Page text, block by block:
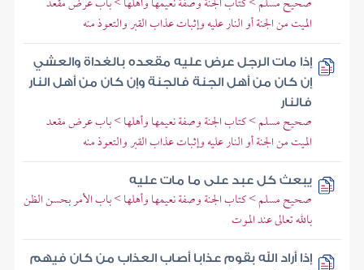
الميت من الجنة أو النار عليه وإثبات عذاب القبر والتعوذ منه
إذا مات الرجل عرض عليه مقعده بالغداة والعشي
إن كان من أهل الجنة فالجنة وإن كان من أهل النار
فالنار
صحيح مسلم > كتاب الجنة وصفة نعيمها وأهلها > باب عرض مقعد
الميت من الجنة أو النار عليه وإثبات عذاب القبر والتعوذ منه
يبعث كل عبد على ما مات عليه
صحيح مسلم > كتاب الجنة وصفة نعيمها وأهلها > باب الأمر بحسن الظن
بالله تعالى عند الموت
إذا أراد الله بقوم عذابا أصاب العذاب من كان فيهم